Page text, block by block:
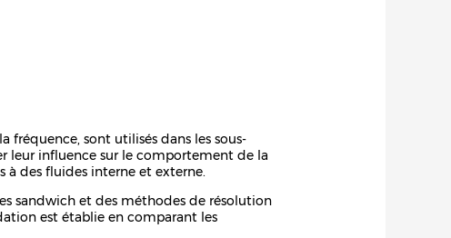
fréquence, sont utilisés dans les sous-
leur influence sur le comportement de la
à des fluides interne et externe.
sandwich et des méthodes de résolution
est établie en comparant les